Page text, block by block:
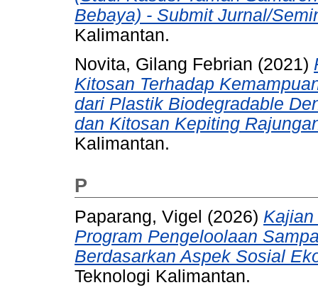
Bebaya) - Submit Jurnal/
Kalimantan.
Novita, Gilang Febrian (2021)
Kitosan Terhadap
dari Plastik Biodegradable
dan Kitosan Kepiting
Kalimantan.
P
Paparang, Vigel (2026) Kajian
Program Pengeloolaan
Berdasarkan Aspek Sosial
Teknologi Kalimantan.